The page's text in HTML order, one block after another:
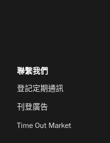
聯繫我們
登記定期通訊
刊登廣告
Time Out Market